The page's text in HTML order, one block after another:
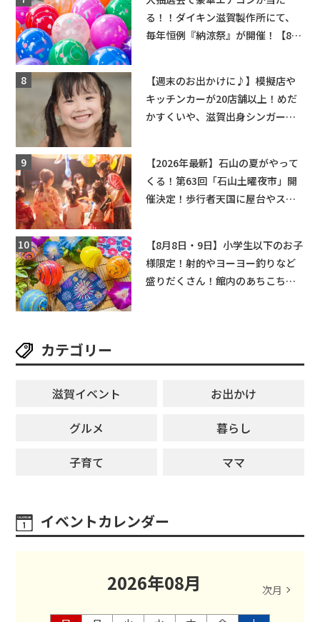
る！！ダイキン滋賀製作所にて、
毎年恒例『納涼祭』が開催！【8月
【週末のお出かけに♪】模擬店や
キッチンカーが20店舗以上！めだ
かすくいや、滋賀出身シンガーソ
【2026年最新】石山の夏がやって
くる！第63回「石山土曜夜市」開
催決定！歩行者天国に屋台やステ
【8月8日・9日】小学生以下のお子
様限定！射的やヨーヨー釣りなど
盛りだくさん！館内のあちこちに
カテゴリー
滋賀イベント
お出かけ
グルメ
暮らし
子育て
ママ
イベントカレンダー
2026年08月 次月